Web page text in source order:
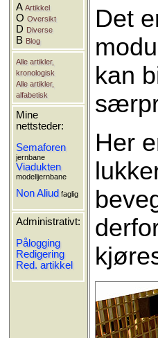
AArtikkel
OOversikt
D Diverse
B Blog
Alle artikler,
kronologisk
Alle artikler,
alfabetisk
Mine
nettsteder:
Semaforen
jernbane
Viadukten
modelljernbane
Non Aliud faglig
Administrativt:
Pålogging
Redigering
Red. artikkel
Det
kan
Her